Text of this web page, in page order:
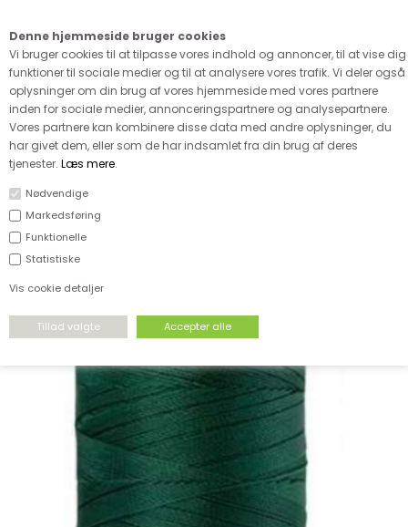
Denne hjemmeside bruger cookies
Vi bruger cookies til at tilpasse vores indhold og annoncer, til at vise dig
funktioner til sociale medier og til at analysere vores trafik. Vi deler også
oplysninger om din brug af vores hjemmeside med vores partnere
inden for sociale medier, annonceringspartnere og analysepartnere.
Vores partnere kan kombinere disse data med andre oplysninger, du
har givet dem, eller som de har indsamlet fra din brug af deres
tjenester. Læs mere.
Nødvendige
Markedsføring
Funktionelle
Statistiske
Vis cookie detaljer
FORSIDE›TILBEHØR›